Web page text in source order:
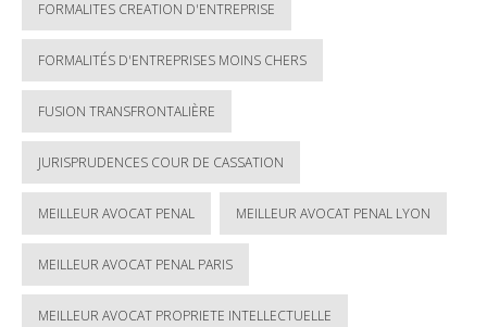
FORMALITES CREATION D'ENTREPRISE
FORMALITÉS D'ENTREPRISES MOINS CHERS
FUSION TRANSFRONTALIÈRE
JURISPRUDENCES COUR DE CASSATION
MEILLEUR AVOCAT PENAL MEILLEUR AVOCAT PENAL LYON
MEILLEUR AVOCAT PENAL PARIS
MEILLEUR AVOCAT PROPRIETE INTELLECTUELLE